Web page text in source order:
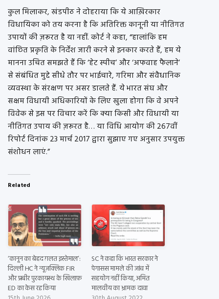
कुल मिलाकर, खंडपीठ ने दोहराया कि ये आख़िरकार
विधायिका को तय करना है कि अतिरिक्त कानूनी या नीतिगत
उपायों की ज़रूरत है या नहीं. कोर्ट ने कहा, “हालांकि हम
वांछित प्रकृति के निर्देश जारी करने से इनकार करते हैं, हम ये
मानना ​​उचित समझते हैं कि ‘हेट स्पीच’ और ‘अफवाह फैलाने’
से संबंधित मुद्दे सीधे तौर पर भाईचारे, गरिमा और संवैधानिक
व्यवस्था के संरक्षण पर असर डालते हैं. ये भारत संघ और
सक्षम विधायी अधिकारियों के लिए खुला होगा कि वे अपने
विवेक से इस पर विचार करें कि क्या किसी और विधायी या
नीतिगत उपाय की ज़रूरत है… या विधि आयोग की 267वीं
रिपोर्ट दिनांक 23 मार्च 2017 द्वारा सुझाए गए अनुसार उपयुक्त
संशोधन लाएं.”
Related
‘कानून का बेहद ग़लत इस्तेमाल’:
दिल्ली HC ने न्यूज़क्लिक FIR
और प्रबीर पुरकायस्थ के खिलाफ़
ED का केस रद्द किया
SC ने कहा कि भारत सरकार ने
पेगासस मामले की जांच में
सहयोग नहीं किया, अमित
मालवीय का भ्रामक दावा